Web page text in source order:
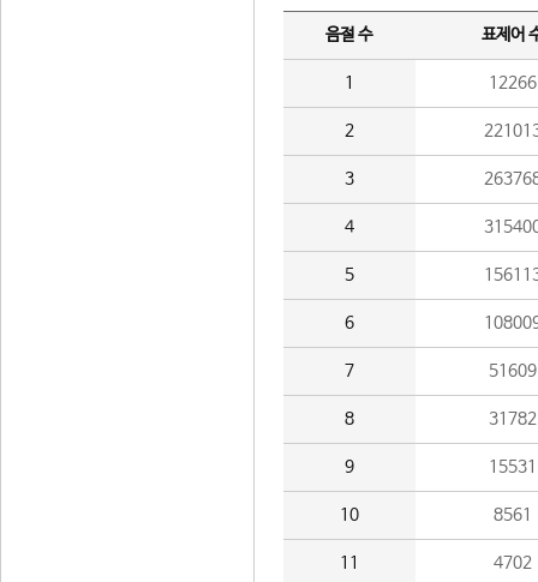
음절 수 표제어
1 12266
2
3
4
5
6
7 51609
8 31782
9 15531
10 8561
11 4702